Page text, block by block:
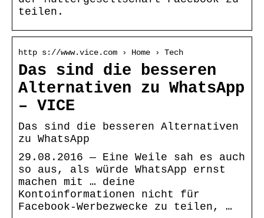
teilen.
http s://www.vice.com › Home › Tech
Das sind die besseren
Alternativen zu WhatsApp
– VICE
Das sind die besseren Alternativen
zu WhatsApp
29.08.2016 — Eine Weile sah es auch
so aus, als würde WhatsApp ernst
machen mit … deine
Kontoinformationen nicht für
Facebook-Werbezwecke zu teilen, …